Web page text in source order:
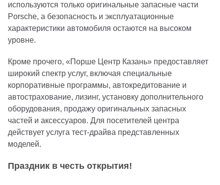
используются только оригинальные запасные части
Porsche, а безопасность и эксплуатационные
характеристики автомобиля остаются на высоком
уровне.
Кроме прочего, «Порше Центр Казань» предоставляет
широкий спектр услуг, включая специальные
корпоративные программы, автокредитование и
автострахование, лизинг, установку дополнительного
оборудования, продажу оригинальных запасных
частей и аксессуаров. Для посетителей центра
действует услуга тест-драйва представленных
моделей.
Праздник в честь открытия!